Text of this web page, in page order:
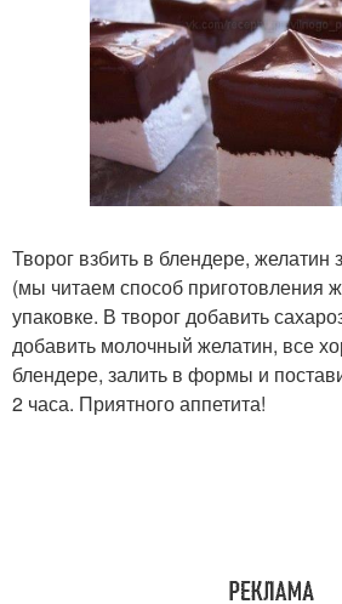
Творог взбить в блендере, желатин
(мы читаем способ приготовления
упаковке. В творог добавить
добавить молочный желатин, все
блендере, залить в формы и
2 часа. Приятного аппетита!